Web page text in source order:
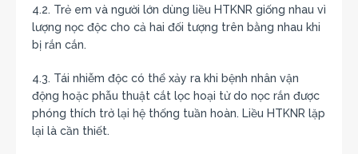
4.2. Trẻ em và người lớn dùng liều HTKNR giống nhau vì
lượng nọc độc cho cả hai đối tượng trên bằng nhau khi
bị rắn cắn.
4.3. Tái nhiễm độc có thể xảy ra khi bệnh nhân vận
động hoặc phẫu thuật cắt lọc hoại tử do nọc rắn được
phóng thích trở lại hệ thống tuần hoàn. Liều HTKNR lặp
lại là cần thiết.